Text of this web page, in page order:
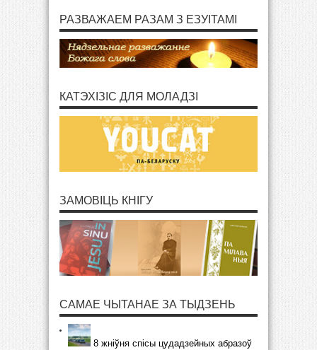
РАЗВАЖАЕМ РАЗАМ З ЕЗУІТАМІ
КАТЭХІЗІС ДЛЯ МОЛАДЗІ
ЗАМОВІЦЬ КНІГУ
САМАЕ ЧЫТАНАЕ ЗА ТЫДЗЕНЬ
8 жніўня спісы цудадзейных абразоў